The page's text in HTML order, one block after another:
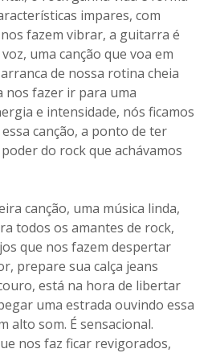
impares, com
fazem vibrar, a guitarra é
uma canção que voa em
de nossa rotina cheia
nos fazer ir para uma
e intensidade, nós ficamos
canção, a ponto de ter
do rock que achávamos
canção, uma música linda,
todos os amantes de rock,
que nos fazem despertar
prepare sua calça jeans
está na hora de libertar
uma estrada ouvindo essa
alto som. É sensacional.
nos faz ficar revigorados,